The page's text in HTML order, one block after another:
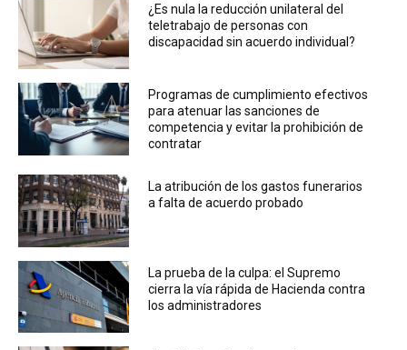
¿Es nula la reducción unilateral del
teletrabajo de personas con
discapacidad sin acuerdo individual?
Programas de cumplimiento efectivos
para atenuar las sanciones de
competencia y evitar la prohibición de
contratar
La atribución de los gastos funerarios
a falta de acuerdo probado
La prueba de la culpa: el Supremo
cierra la vía rápida de Hacienda contra
los administradores